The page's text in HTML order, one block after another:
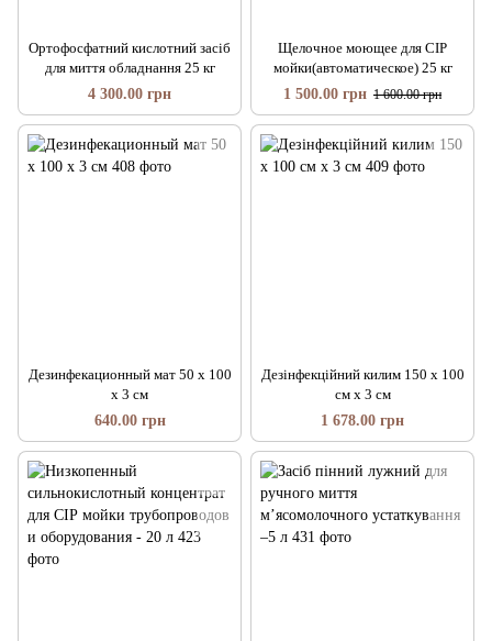
Ортофосфатний кислотний засіб
для миття обладнання 25 кг
4 300.00 грн
Щелочное моющее для СІР
мойки(автоматическое) 25 кг
1 500.00 грн 1 600.00 грн
Дезинфекационный мат 50 х 100
х 3 см
640.00 грн
Дезінфекційний килим 150 х 100
см х 3 см
1 678.00 грн